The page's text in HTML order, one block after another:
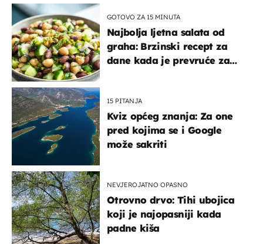
GOTOVO ZA 15 MINUTA
Najbolja ljetna salata od
graha: Brzinski recept za
dane kada je prevruće za
15 PITANJA
Kviz općeg znanja: Za one
pred kojima se i Google
može sakriti
NEVJEROJATNO OPASNO
Otrovno drvo: Tihi ubojica
koji je najopasniji kada
padne kiša